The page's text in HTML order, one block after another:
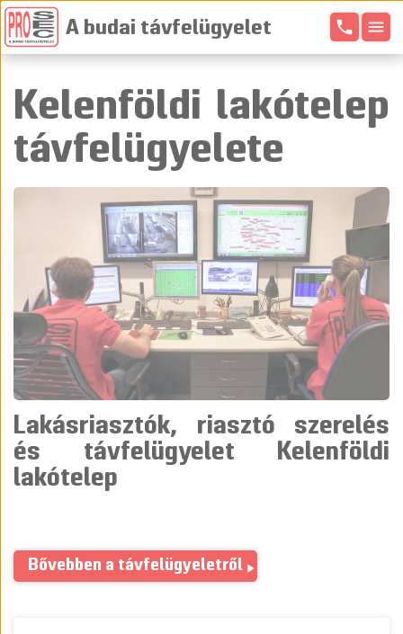
A budai távfelügyelet phone menu
Kelenföldi lakótelep
távfelügyelete
Lakásriasztók, riasztó szerelés
és távfelügyelet Kelenföldi
lakótelep
Bővebben a távfelügyeletről